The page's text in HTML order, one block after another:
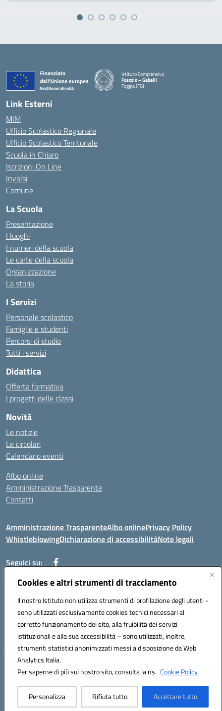
Cookies e altri strumenti di tracciamento
Il nostro Istituto non utilizza strumenti di profilazione degli utenti -
sono utilizzati esclusivamente cookies tecnici necessari al
corretto funzionamento del sito, alla fruibilità dei servizi
istituzionali e alla sua accessibilità – sono utilizzati, inoltre,
strumenti statistici anonimizzati messi a disposizione da Web
Analytics Italia.
Per saperne di più sul nostro sito, consulta la ns. Cookie Policy.
Personalizza Rifiuta tutto Accettare tutto
Istituto Comprensivo
Foscolo – Gabelli
Foggia (FG)
— Visita la pagina iniziale della scuola
Link Esterni
MIM
Ufficio Scolastico Regionale
Ufficio Scolastico Territoriale
Scuola in Chiaro
Iscrizioni On Line
Invalsi
Comune
La Scuola
Presentazione
I luoghi
I numeri della scuola
Le carte della scuola
Organizzazione
La storia
I Servizi
Personale scolastico
Famiglie e studenti
Percorsi di studio
Tutti i servizi
Didattica
Offerta formativa
I progetti delle classi
Novità
Le notizie
Le circolari
Calendario eventi
Albo online
Amministrazione Trasparente
Contatti
Amministrazione TrasparenteAlbo onlinePrivacy Policy
WhistleblowingDichiarazione di accessibilitàNote legali
Seguici su:
Telefono: 0881814875
Mail: fgic86100g@istruzione.it PEC: fgic86100g@pec.istruzione.it
Codice univoco ufficio: UF0Y26 Codice IPA: istsc_fgic86100g
Codice meccanografico: FGIC86100G
Codice fiscale: 80030630711
Hosting & Powered by 3D Solution S.r.l.
Concept & Design by Designers Italia